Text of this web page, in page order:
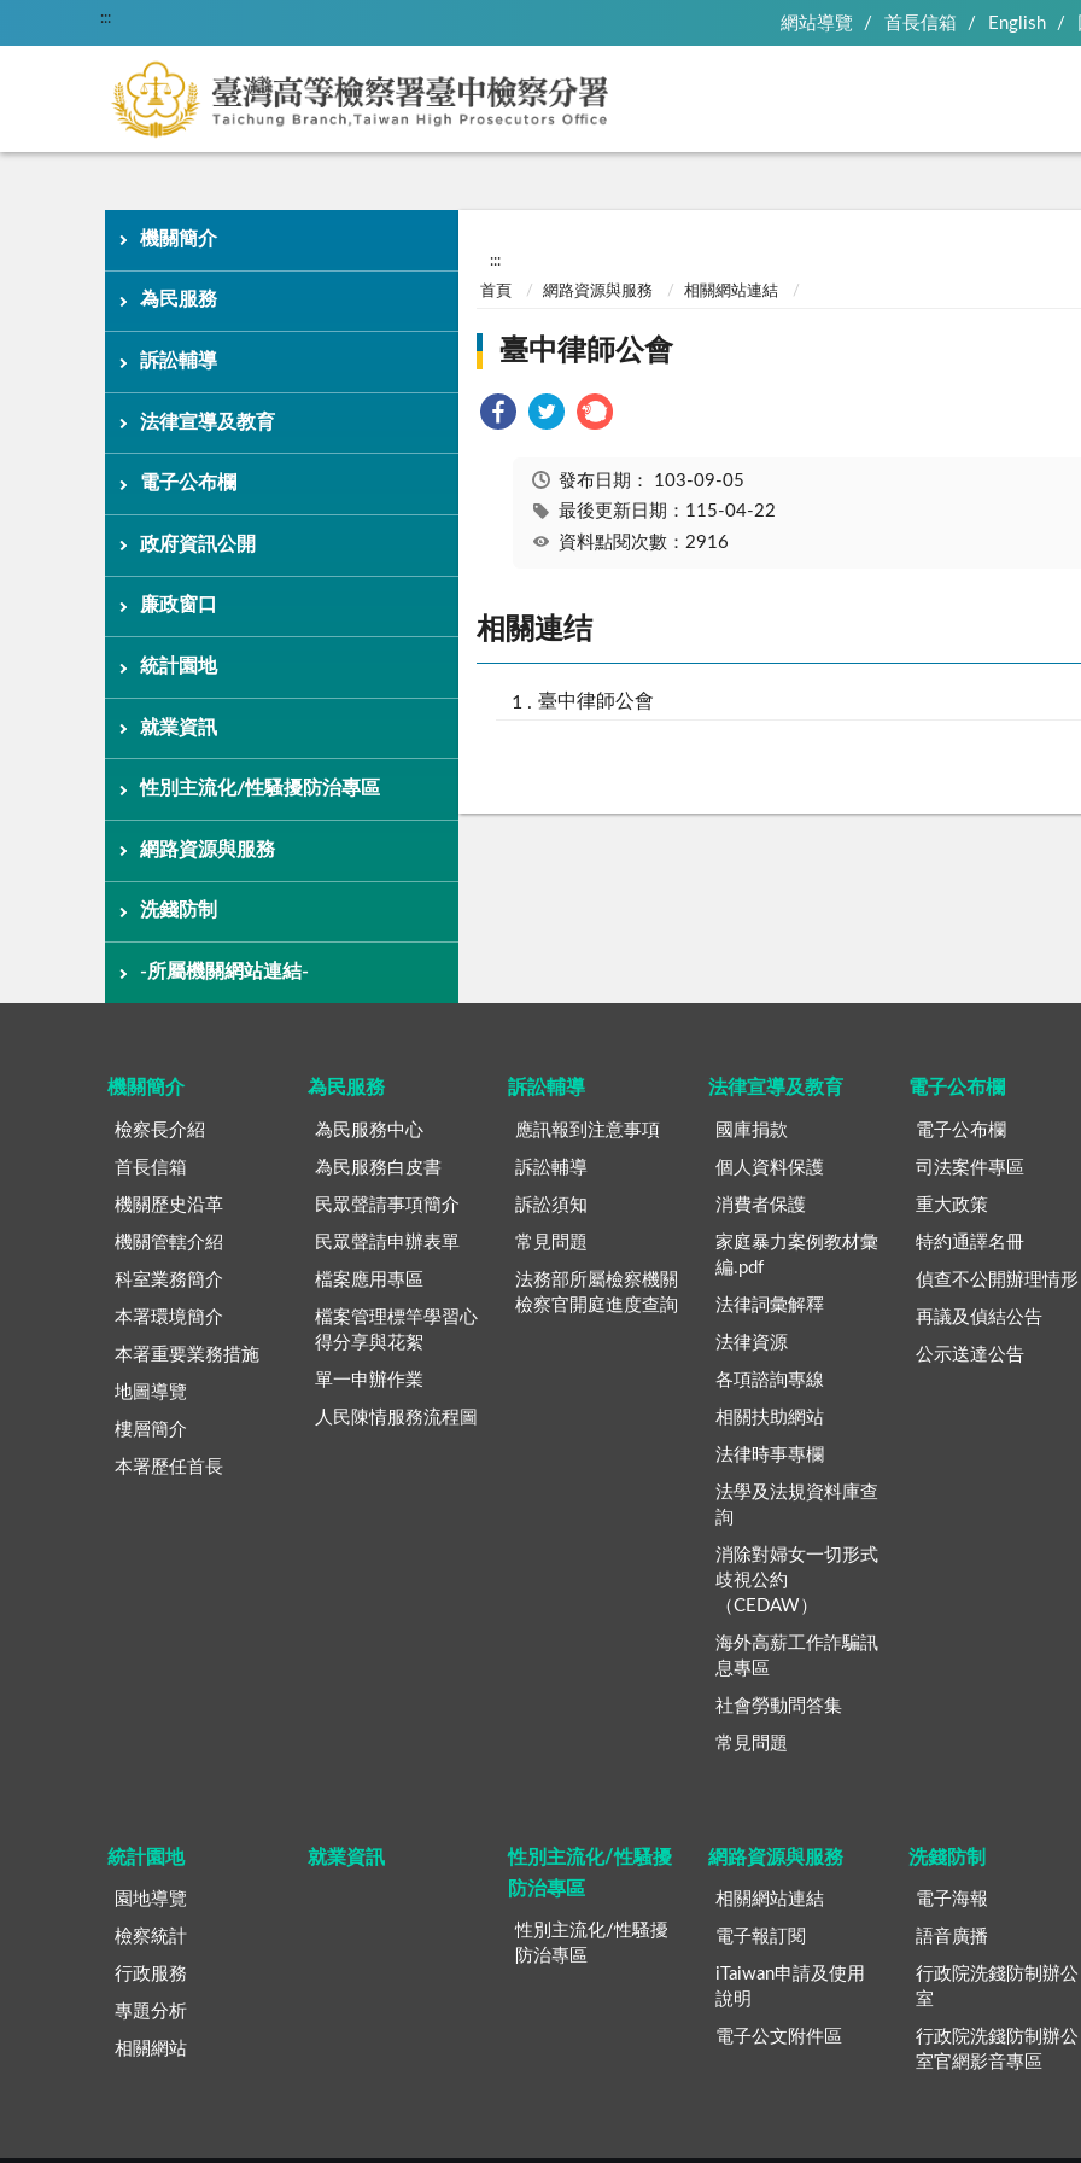
::: 網站導覽 首長信箱 English
機關簡介
為民服務
訴訟輔導
法律宣導及教育
電子公布欄
政府資訊公開
廉政窗口
統計園地
就業資訊
性別主流化/性騷擾防治專區
網路資源與服務
洗錢防制
-所屬機關網站連結-
:::
首頁 網路資源與服務 相關網站連結
臺中律師公會
發布日期： 103-09-05
最後更新日期：115-04-22
資料點閱次數：2916
相關連结
臺中律師公會
機關簡介
檢察長介紹
首長信箱
機關歷史沿革
機關管轄介紹
科室業務簡介
本署環境簡介
本署重要業務措施
地圖導覽
樓層簡介
本署歷任首長
為民服務
為民服務中心
為民服務白皮書
民眾聲請事項簡介
民眾聲請申辦表單
檔案應用專區
檔案管理標竿學習心
得分享與花絮
單一申辦作業
人民陳情服務流程圖
訴訟輔導
應訊報到注意事項
訴訟輔導
訴訟須知
常見問題
法務部所屬檢察機關
檢察官開庭進度查詢
法律宣導及教育
國庫捐款
個人資料保護
消費者保護
家庭暴力案例教材彙
編.pdf
法律詞彙解釋
法律資源
各項諮詢專線
相關扶助網站
法律時事專欄
法學及法規資料庫查
詢
消除對婦女一切形式
歧視公約
（CEDAW）
海外高薪工作詐騙訊
息專區
社會勞動問答集
常見問題
電子公布欄
電子公布欄
司法案件專區
重大政策
特約通譯名冊
偵查不公開辦理情形
再議及偵結公告
公示送達公告
統計園地
園地導覽
檢察統計
行政服務
專題分析
相關網站
就業資訊
性別主流化/性騷擾
防治專區
性別主流化/性騷擾
防治專區
網路資源與服務
相關網站連結
電子報訂閱
iTaiwan申請及使用
說明
電子公文附件區
洗錢防制
電子海報
語音廣播
行政院洗錢防制辦公
室
行政院洗錢防制辦公
室官網影音專區